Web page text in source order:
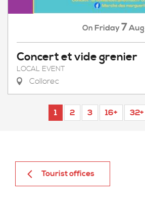
On Friday7Aug
Concert et vide grenier
LOCAL EVENT
Collorec
1 2 3 16+ 32+
Tourist offices